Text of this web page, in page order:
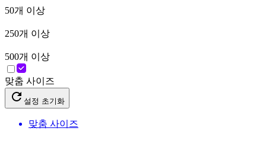
50개 이상
250개 이상
500개 이상
맞춤 사이즈
설정 초기화
맞춤 사이즈